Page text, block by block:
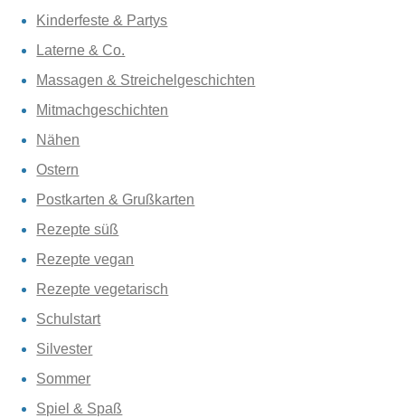
Kinderfeste & Partys
Laterne & Co.
Massagen & Streichelgeschichten
Mitmachgeschichten
Nähen
Ostern
Postkarten & Grußkarten
Rezepte süß
Rezepte vegan
Rezepte vegetarisch
Schulstart
Silvester
Sommer
Spiel & Spaß